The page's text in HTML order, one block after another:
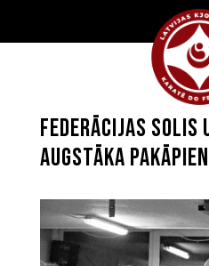
Federācijas solis
augstāka